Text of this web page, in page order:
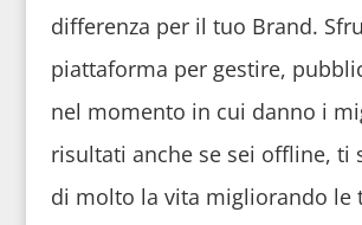
differenza per il tuo Brand.
piattaforma per gestire,
nel momento in cui danno i
risultati anche se sei offline, ti
di molto la vita migliorando le